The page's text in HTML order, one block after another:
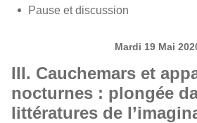
Pause et discussion
Mardi 19 Mai
III. Cauchemars et
nocturnes : plongée
littératures de